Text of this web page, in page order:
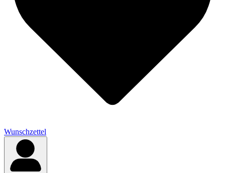
Wunschzettel